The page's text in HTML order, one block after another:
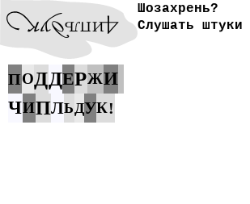
Шозахрень?
Слушать штуки
ПОДДЕРЖИ
ЧИПЛЬДУК!